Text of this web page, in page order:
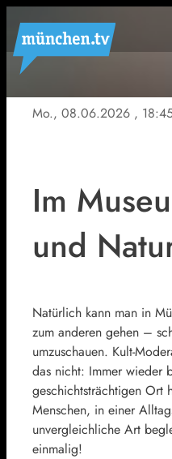
Mo., 08.06.2026 ,
Im
und
Natürlich kann man in
zum anderen gehen –
umzuschauen. Kult-
das nicht: Immer wieder
geschichtsträchtigen Ort
Menschen, in einer
unvergleichliche Art
einmalig!